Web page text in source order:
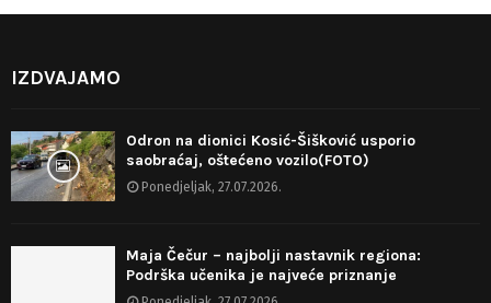
IZDVAJAMO
Odron na dionici Kosić-Šišković usporio
saobraćaj, oštećeno vozilo(FOTO)
Ponedjeljak, 27.07.2026.
Maja Čečur – najbolji nastavnik regiona:
Podrška učenika je najveće priznanje